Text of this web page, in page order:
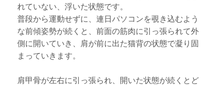
れていない、浮いた状態です。
普段から運動せずに、連日パソコンを覗き込むよう
な前傾姿勢が続くと、前面の筋肉に引っ張られて外
側に開いていき、肩が前に出た猫背の状態で凝り固
まっていきます。
肩甲骨が左右に引っ張られ、開いた状態が続くとど